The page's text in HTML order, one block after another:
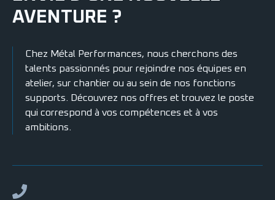
AVENTURE ?
Chez Métal Performances, nous cherchons des
talents passionnés pour rejoindre nos équipes en
atelier, sur chantier ou au sein de nos fonctions
supports. Découvrez nos offres et trouvez le poste
qui correspond à vos compétences et à vos
ambitions.